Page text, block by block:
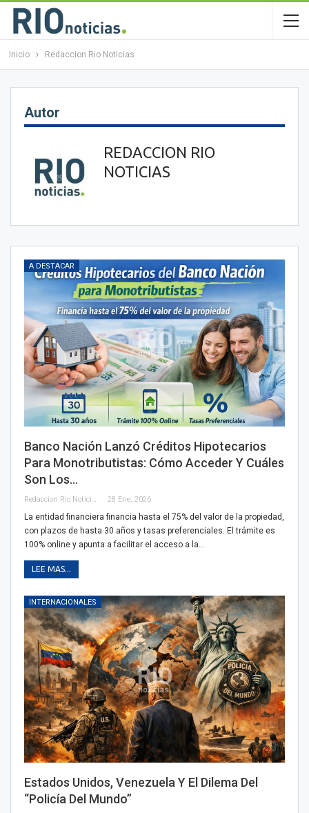
Inicio Redaccion Rio Noticias
Autor
REDACCION RIO
NOTICIAS
A DESTACAR
Banco Nación Lanzó Créditos Hipotecarios
Para Monotributistas: Cómo Acceder Y Cuáles
Son Los…
Redaccion Rio Noticias 28 Ene, 2026
La entidad financiera financia hasta el 75% del valor de la propiedad,
con plazos de hasta 30 años y tasas preferenciales. El trámite es
100% online y apunta a facilitar el acceso a la…
LEE MAS...
INTERNACIONALES
Estados Unidos, Venezuela Y El Dilema Del
“policía Del Mundo”